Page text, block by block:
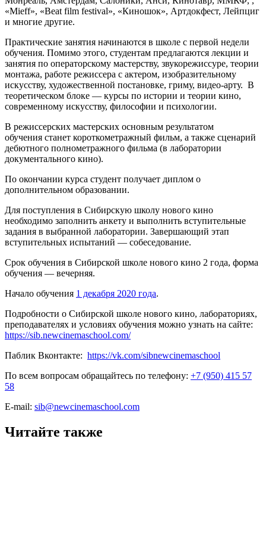
«Mieff», «Beat film festival», «Киношок», Артдокфест, Лейпциг
и многие другие.
Практические занятия начинаются в школе с первой недели
обучения. Помимо этого, студентам предлагаются лекции и
занятия по операторскому мастерству, звукорежиссуре, теории
монтажа, работе режиссера с актером, изобразительному
искусству, художественной постановке, гриму, видео-арту. В
теоретическом блоке — курсы по истории и теории кино,
современному искусству, философии и психологии.
В режиссерских мастерских основным результатом
обучения станет короткометражный фильм, а также сценарий
дебютного полнометражного фильма (в лаборатории
документального кино).
По окончании курса студент получает диплом о
дополнительном образовании.
Для поступления в Сибирскую школу нового кино
необходимо заполнить анкету и выполнить вступительные
задания в выбранной лаборатории. Завершающий этап
вступительных испытаний — собеседование.
Срок обучения в Сибирской школе нового кино 2 года, форма
обучения — вечерняя.
Начало обучения 1 декабря 2020 года.
Подробности о Сибирской школе нового кино, лабораториях,
преподавателях и условиях обучения можно узнать на сайте:
https://sib.newcinemaschool.com/
Паблик Вконтакте: https://vk.com/sibnewcinemaschool
По всем вопросам обращайтесь по телефону: +7 (950) 415 57
58
E-mail: sib@newcinemaschool.com
Читайте также